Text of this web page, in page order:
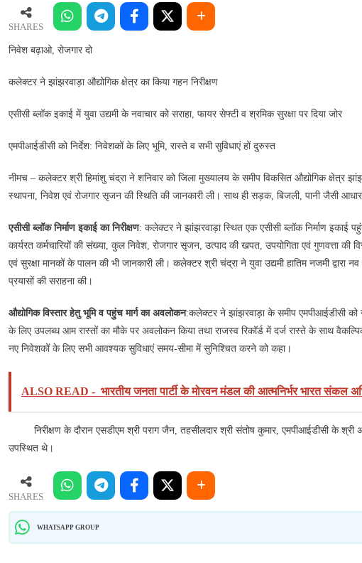
किया
निरीक्षण
SHARES
निवेश बढ़ाओ, रोजगार दो
कलेक्टर ने झांझरवाड़ा औद्योगिक क्षेत्र का किया गहन निरीक्षण
एसीसी ब्लॉक इकाई में युवा उद्यमी के नवाचार को सराहा, फायर सेफ्टी व श्रमिक सुरक्षा पर दिया जोर
एमपीआईडीसी को निर्देश: निवेशकों के लिए भूमि, रास्ते व सभी सुविधाएं हों दुरुस्त
नीमच – कलेक्टर श्री हिमांशु चंद्रा ने शनिवार को जिला मुख्यालय के समीप विकसित औद्योगिक क्षेत्र
स्थापना, निवेश एवं रोजगार सृजन की स्थिति की जानकारी ली। साथ ही सड़क, बिजली, पानी जैसी
एसीसी ब्लॉक निर्माण इकाई का निरीक्षण: कलेक्टर ने झांझरवाड़ा स्थित एक एसीसी ब्लॉक निर्माण इकाई
कार्यरत कर्मचारियों की संख्या, कुल निवेश, रोजगार सृजन, उत्पाद की खपत, उपयोगिता एवं गुणवत्ता
एवं सुरक्षा मानकों के पालन की भी जानकारी ली। कलेक्टर श्री चंद्रा ने युवा उद्यमी हातिम नजमी
प्रयासों की सराहना की।
औद्योगिक विस्तार हेतु भूमि व पहुंच मार्ग का अवलोकन:कलेक्टर ने झांझरवाड़ा के समीप एमपीआईडीसी को
के लिए उपलब्ध आम रास्तों का मौके पर अवलोकन किया तथा राजस्व रिकॉर्ड में दर्ज रास्ते के साथ
नए निवेशकों के लिए सभी आवश्यक सुविधाएं समय-सीमा में सुनिश्चित करने को कहा।
ALSO READ - भारतीय जनता पार्टी के मोरवन मंडल की आत्मनिर्भर भारत संकल
निरीक्षण के दौरान एसडीएम श्री पराग जैन, तहसीलदार श्री संतोष कुमार, एमपीआईडीसी के
उपस्थित थे।
SHARES
WHATSAPP GROUP